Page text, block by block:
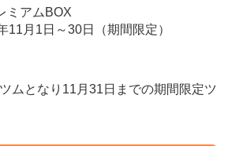
ミアムBOX
11月1日～30日（期間限定）
ムとなり11月31日までの期間限定ツ